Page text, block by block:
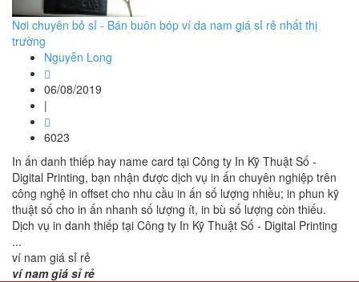
Nơi chuyên bỏ sỉ - Bán buôn bóp ví da nam giá sỉ rẻ nhất thị
trường
Nguyễn Long
06/08/2019
|
6023
In ấn danh thiếp hay name card tại Công ty In Kỹ Thuật Số -
Digital Printing, bạn nhận được dịch vụ in ấn chuyên nghiệp trên
công nghệ in offset cho nhu cầu in ấn số lượng nhiều; in phun kỹ
thuật số cho in ấn nhanh số lượng ít, in bù số lượng còn thiếu.
Dịch vụ in danh thiếp tại Công ty In Kỹ Thuật Số - Digital Printing
...
ví nam giá sỉ rẻ
ví nam giá sỉ rẻ